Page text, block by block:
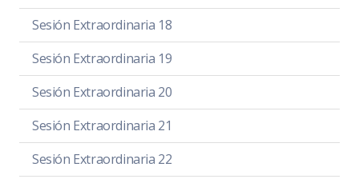
Sesión Extraordinaria 18
Sesión Extraordinaria 19
Sesión Extraordinaria 20
Sesión Extraordinaria 21
Sesión Extraordinaria 22